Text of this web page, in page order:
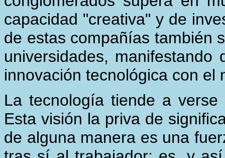
capacidad "creativa" y de
de estas compañías también
universidades,
innovación tecnológica con el
La tecnología tiende a
Esta visión la priva de
de alguna manera es una